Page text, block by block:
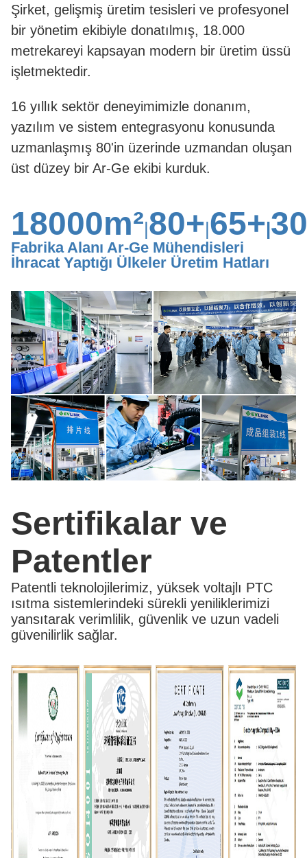
Şirket, gelişmiş üretim tesisleri ve profesyonel
bir yönetim ekibiyle donatılmış, 18.000
metrekareyi kapsayan modern bir üretim üssü
işletmektedir.
16 yıllık sektör deneyimimizle donanım,
yazılım ve sistem entegrasyonu konusunda
uzmanlaşmış 80'in üzerinde uzmandan oluşan
üst düzey bir Ar-Ge ekibi kurduk.
18000m²|80+|65+|
Fabrika Alanı Ar-Ge Mühendisleri
İhracat Yaptığı Ülkeler Üretim Hatları
Sertifikalar ve
Patentler
Patentli teknolojilerimiz, yüksek voltajlı PTC
ısıtma sistemlerindeki sürekli yeniliklerimizi
yansıtarak verimlilik, güvenlik ve uzun vadeli
güvenilirlik sağlar.